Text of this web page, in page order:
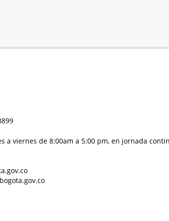
a viernes de 8:00am a 5:00 pm, en jornada